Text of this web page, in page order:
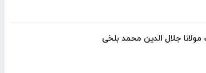
جلال الدین محمد بلخی